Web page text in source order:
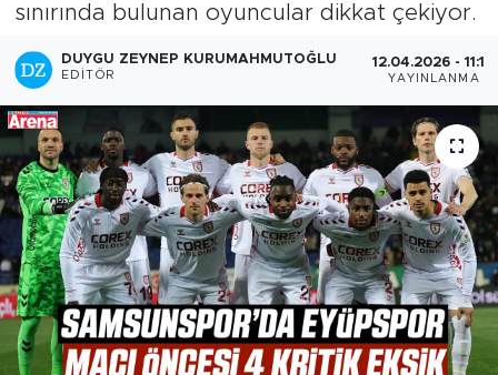
sınırında bulunan oyuncular dikkat çekiyor.
DUYGU ZEYNEP KURUMAHMUTOĞLU
EDITÖR
12.04.2026 - 11:17
YAYINLANMA
Haber Arşivi